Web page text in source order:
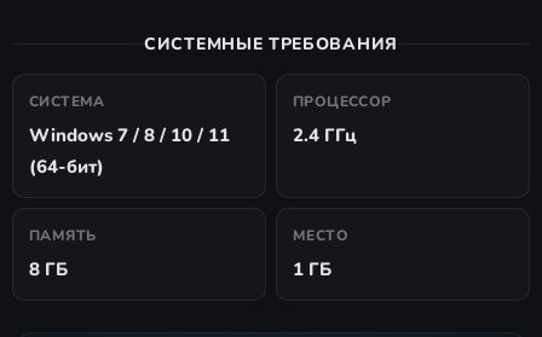
СИСТЕМНЫЕ ТРЕБОВАНИЯ
СИСТЕМА
Windows 7 / 8 / 10 / 11
(64-бит)
ПРОЦЕССОР
2.4 ГГц
ПАМЯТЬ
8 ГБ
МЕСТО
1 ГБ